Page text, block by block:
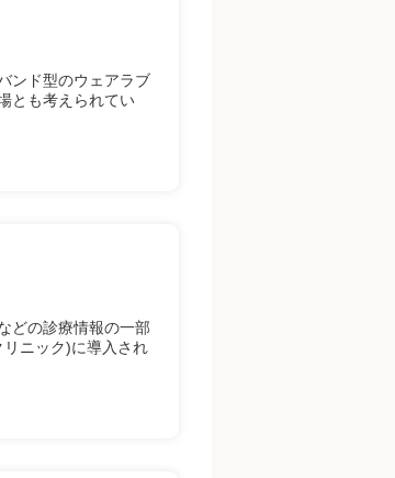
ンド型のウェアラブ
とも考えられてい
どの診療情報の一部
ニック)に導入され